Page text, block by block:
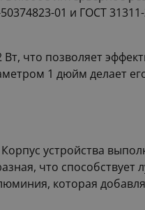
01 и ГОСТ
что позволяет
1 дюйм делает
устройства
что способствует
которая